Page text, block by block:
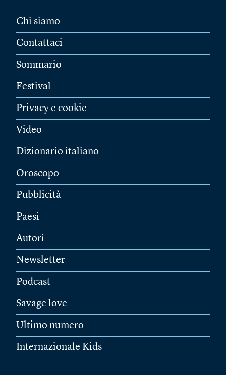
Chi siamo
Contattaci
Sommario
Festival
Privacy e cookie
Video
Dizionario italiano
Oroscopo
Pubblicità
Paesi
Autori
Newsletter
Podcast
Savage love
Ultimo numero
Internazionale Kids